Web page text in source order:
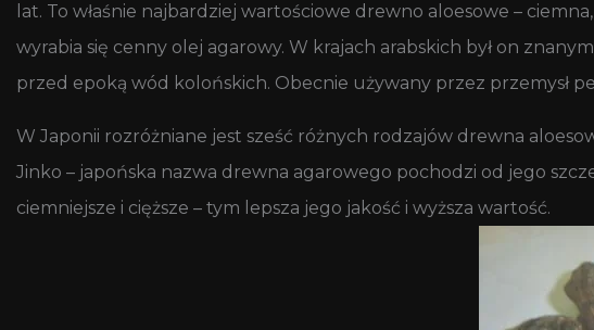
lat. To właśnie najbardziej wartościowe drewno aloesowe –
wyrabia się cenny olej agarowy. W krajach arabskich był on
przed epoką wód kolońskich. Obecnie używany przez przemysł
W Japonii rozróżniane jest sześć różnych rodzajów drewna
Jinko – japońska nazwa drewna agarowego pochodzi od jego
ciemniejsze i cięższe – tym lepsza jego jakość i wyższa wartość.